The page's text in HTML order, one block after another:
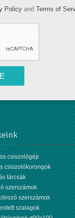
Policy and Terms of
csiszológép
csiszolókorongok
tárcsák
szerszámok
szerszámok
szalagok